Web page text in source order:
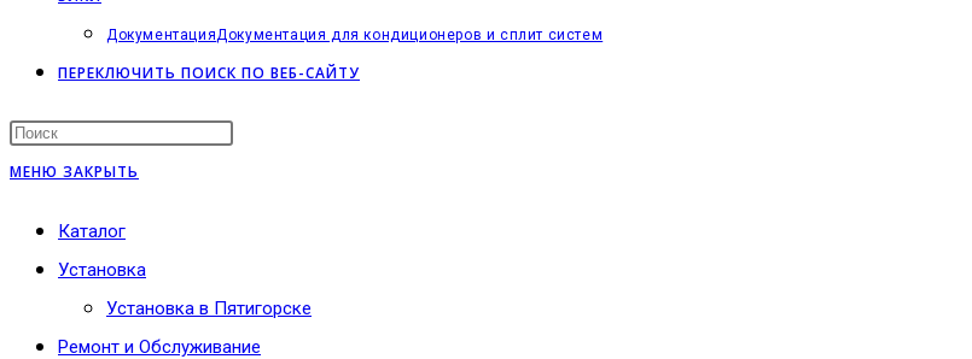
ДокументацияДокументация для кондиционеров и сплит систем
ПЕРЕКЛЮЧИТЬ ПОИСК ПО ВЕБ-САЙТУ
МЕНЮ ЗАКРЫТЬ
Каталог
Установка
Установка в Пятигорске
Ремонт и Обслуживание